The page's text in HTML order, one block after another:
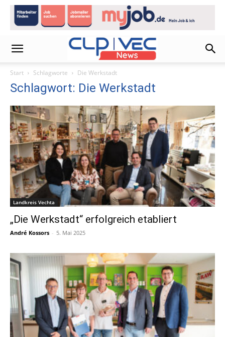
Start Schlagworte Die Werkstadt
Schlagwort: Die Werkstadt
Landkreis Vechta
„Die Werkstadt“ erfolgreich etabliert
André Kossors - 5. Mai 2025